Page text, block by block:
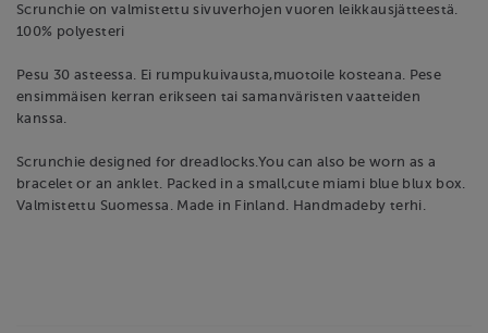
Scrunchie on valmistettu sivuverhojen vuoren leikkausjätteestä.
100% polyesteri
Pesu 30 asteessa. Ei rumpukuivausta,muotoile kosteana. Pese
ensimmäisen kerran erikseen tai samanväristen vaatteiden
kanssa.
Scrunchie designed for dreadlocks.You can also be worn as a
bracelet or an anklet. Packed in a small,cute miami blue blux box.
Valmistettu Suomessa. Made in Finland. Handmadeby terhi.